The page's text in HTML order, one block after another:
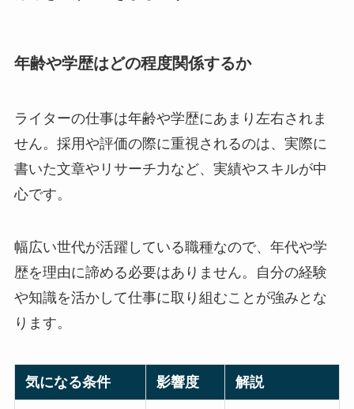
年齢や学歴はどの程度関係するか
ライターの仕事は年齢や学歴にあまり左右されま
せん。採用や評価の際に重視されるのは、実際に
書いた文章やリサーチ力など、実績やスキルが中
心です。
幅広い世代が活躍している職種なので、年代や学
歴を理由に諦める必要はありません。自分の経験
や知識を活かして仕事に取り組むことが強みとな
ります。
気になる条件 影響度 解説